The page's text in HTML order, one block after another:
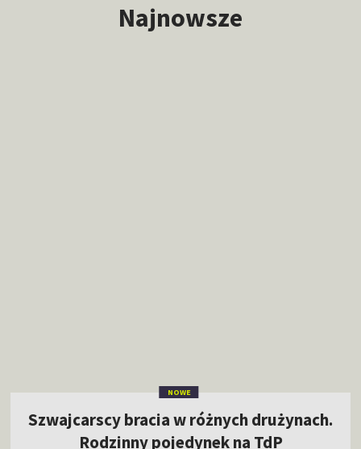
Najnowsze
dziennikarzem sportowym
Rywal optymistą przed rewanżem.
Niewykorzystana szansa...